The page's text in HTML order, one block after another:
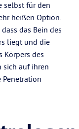
selbst für den
heißen Option.
das Bein des
liegt und die
Körpers des
sich auf ihren
Penetration